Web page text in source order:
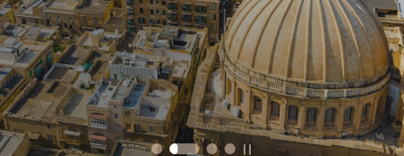
留学先を探す
詳しく見る